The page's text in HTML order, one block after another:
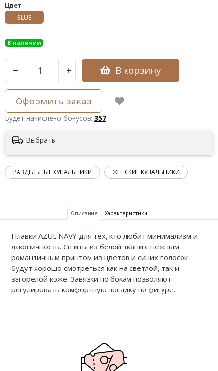
Цвет
BLUE
В наличии
− + В корзину
Оформить заказ
Будет начислено бонусов: 357
Выбрать
РАЗДЕЛЬНЫЕ КУПАЛЬНИКИ ЖЕНСКИЕ КУПАЛЬНИКИ
Описание Характеристики
Плавки AZUL NAVY для тех, кто любит минимализм и
лаконичность. Сшиты из белой ткани с нежным
романтичным принтом из цветов и синих полосок
будут хорошо смотреться как на светлой, так и
загорелой коже. Завязки по бокам позволяют
регулировать комфортную посадку по фигуре.